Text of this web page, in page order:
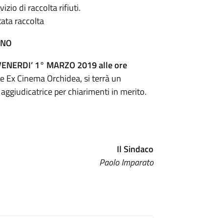
di raccolta rifiuti.
raccolta
1° MARZO 2019 alle ore
Ex Cinema Orchidea, si terrà un
per chiarimenti in merito.
Il Sindaco
Paolo Imparato